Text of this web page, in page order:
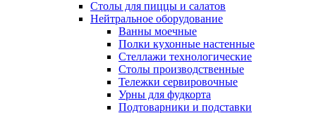
Столы для пиццы и салатов
Нейтральное оборудование
Ванны моечные
Полки кухонные настенные
Стеллажи технологические
Столы производственные
Тележки сервировочные
Урны для фудкорта
Подтоварники и подставки